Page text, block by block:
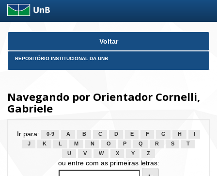
Skip
Voltar
REPOSITÓRIO INSTITUCIONAL DA UNB
Navegando por Orientador Cornelli,
Gabriele
Ir para: 0-9 A B C D E F G H
J
K L M N O P Q R S
T
U
V W X Y Z
ou entre com as primeiras letras: